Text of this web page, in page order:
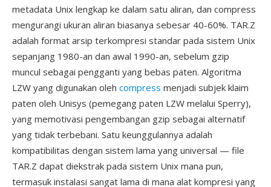
metadata Unix lengkap ke dalam satu aliran, dan compress
mengurangi ukuran aliran biasanya sebesar 40-60%. TAR.Z
adalah format arsip terkompresi standar pada sistem Unix
sepanjang 1980-an dan awal 1990-an, sebelum gzip
muncul sebagai pengganti yang bebas paten. Algoritma
LZW yang digunakan oleh compress menjadi subjek klaim
paten oleh Unisys (pemegang paten LZW melalui Sperry),
yang memotivasi pengembangan gzip sebagai alternatif
yang tidak terbebani. Satu keunggulannya adalah
kompatibilitas dengan sistem lama yang universal — file
TAR.Z dapat diekstrak pada sistem Unix mana pun,
termasuk instalasi sangat lama di mana alat kompresi yang